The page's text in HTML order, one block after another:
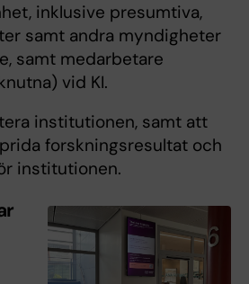
inklusive presumtiva,
samt andra myndigheter
samt medarbetare
vid KI.
institutionen, samt att
forskningsresultat och
institutionen.